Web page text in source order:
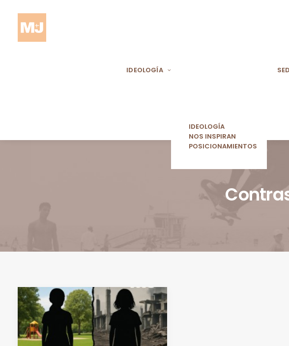
IDEOLOGÍA
IDEOLOGÍA
NOS INSPIRAN
POSICIONAMIENTOS